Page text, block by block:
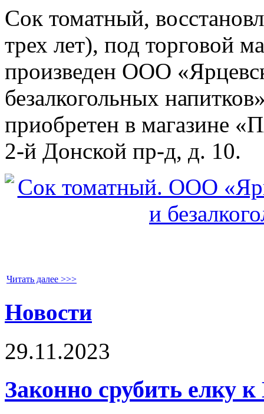
Сок томатный,
трех лет), под торговой
произведен ООО
безалкогольных
приобретен в магазине
2-й Донской пр-д, д. 10.
Читать далее >>>
Новости
29.11.2023
Законно срубить елку